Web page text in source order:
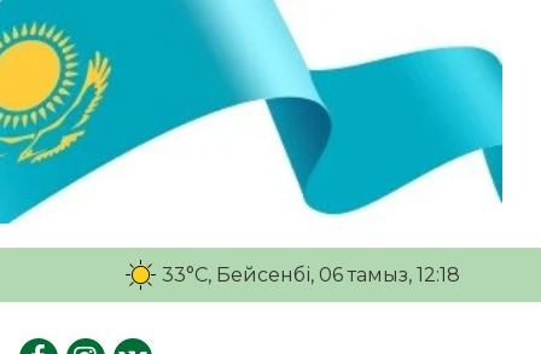
33°C, Бейсенбі, 06 тамыз, 12:18